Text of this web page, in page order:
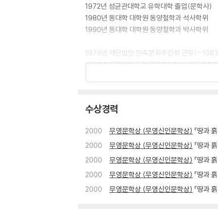
1972년 성균관대학교 유학대학 졸업(문학사)
1980년 동대학 대학원 동양철학과 석사학위
1990년 동대학 대학원 동양철학과 박사학위
1976년 재단법인 민족문화추진회 근무
1983년 계명대학교 인문과학대학 국민윤리학
박사학위 논문 「주자학의 철학적 특성과 그 전개
저서
1. 『한국의 철학적 사유의 전통 ―화이트헤드와
대구: 계명대 출판부, 1999.
2. 『동아시아 주자학 비교 연구』, 대구: 계명대
3. 『조선조 주자학의 철학적 사유와 쟁점』, 서
4. 『주자 -동아시아 세계관의 원천』, 서울: 성균
수상경력
2000 무영문학상 (무영신인문학상) 『땅과 흙
2000
무영문학상 (무영신인문학상) 『땅과 흙
2000
무영문학상 (무영신인문학상) 『땅과
2000
무영문학상 (무영신인문학상) 『땅과
2000
무영문학상 (무영신인문학상) 『땅과